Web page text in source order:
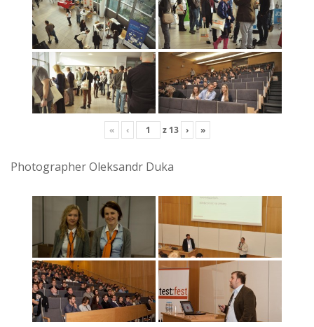
« ‹ z 13 › »
Photographer Oleksandr Duka